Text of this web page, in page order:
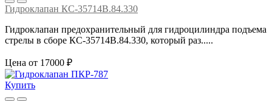
Гидроклапан КС-35714В.84.330
Гидроклапан предохранительный для гидроцилиндра подъема
стрелы в сборе КС-35714В.84.330, который раз.....
Цена от 17000 ₽
Купить